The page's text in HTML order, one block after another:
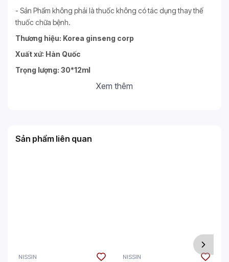
- Sản Phẩm không phải là thuốc không có tác dụng thay thế
thuốc chữa bệnh.
Thương hiệu: Korea ginseng corp
Xuất xứ: Hàn Quốc
Trọng lượng: 30*12ml
Xem thêm
Sản phẩm liên quan
NISSIN NISSIN